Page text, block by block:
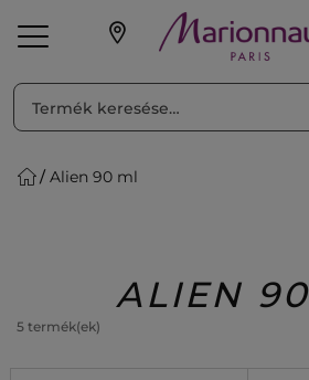
Parfüm
Beauty
Alien 90 ml
ALIEN
5 termék(ek)
RENDEZéS